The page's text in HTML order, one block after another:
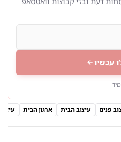
עכשיו
פנים עיצוב הבית ארגון הבית